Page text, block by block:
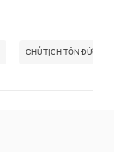
CHỦ TỊCH TÔN ĐỨC